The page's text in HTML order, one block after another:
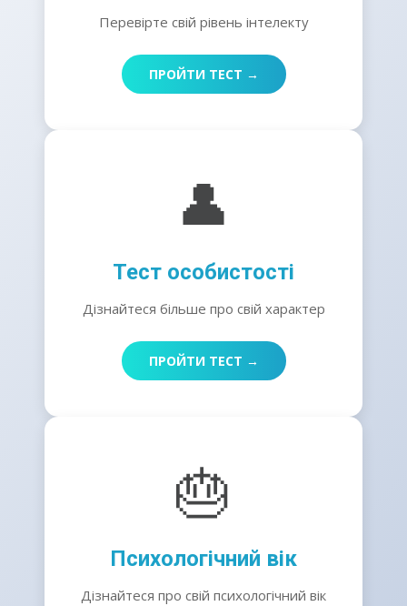
Перевірте свій рівень інтелекту
ПРОЙТИ ТЕСТ →
👤
Тест особистості
Дізнайтеся більше про свій характер
ПРОЙТИ ТЕСТ →
🎂
Психологічний вік
Дізнайтеся про свій психологічний вік